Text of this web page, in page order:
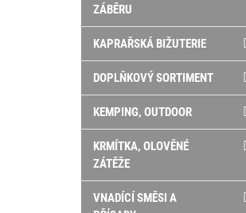
ZÁBĚRU
KAPRAŘSKÁ BIŽUTERIE
DOPLŇKOVÝ SORTIMENT
KEMPING, OUTDOOR
KRMÍTKA, OLOVĚNÉ
ZÁTĚŽE
VNADÍCÍ SMĚSI A